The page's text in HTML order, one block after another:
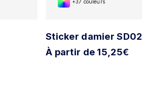
+37 couleurs
Sticker damier SD02
À partir de 15,25€